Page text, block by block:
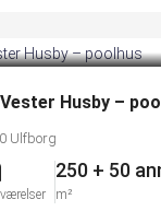
Husby –
Ulfborg
250 + 50
m²